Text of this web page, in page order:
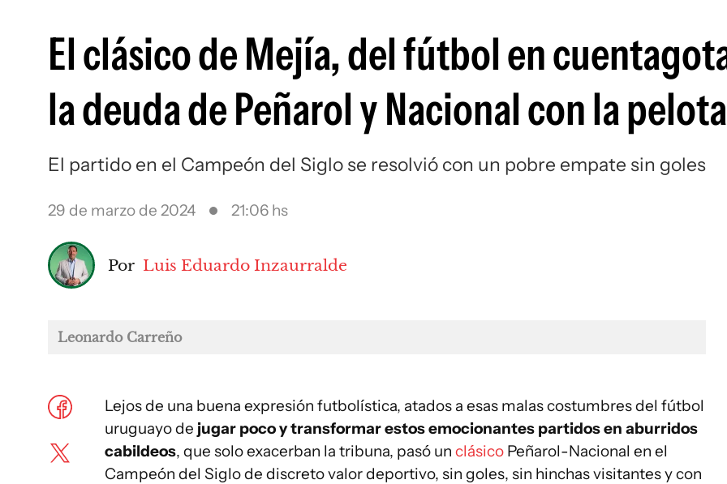
El clásico de Mejía, del fútbol en
la deuda de Peñarol y Nacional con la pelota
El partido en el Campeón del Siglo se resolvió con un pobre empate sin goles
29 de marzo de 2024 21:06 hs
Por Luis Eduardo Inzaurralde
Leonardo Carreño
Lejos de una buena expresión futbolística, atados a esas malas costumbres del fútbol
uruguayo de jugar poco y transformar estos emocionantes partidos en aburridos
cabildeos, que solo exacerban la tribuna, pasó un clásico Peñarol-Nacional en el
Campeón del Siglo de discreto valor deportivo, sin goles, sin hinchas visitantes y con